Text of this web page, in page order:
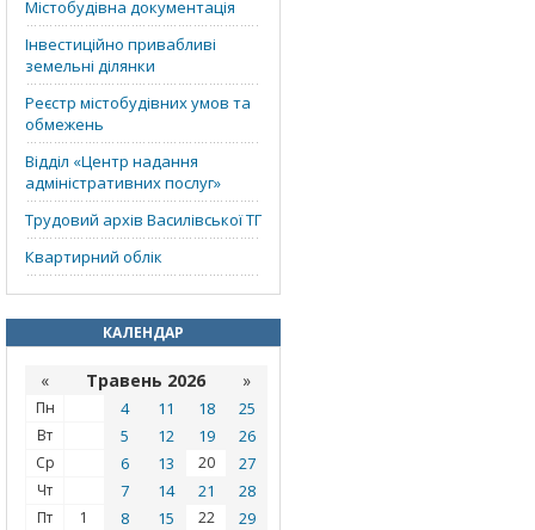
Містобудівна документація
Інвестиційно привабливі
земельні ділянки
Реєстр містобудівних умов та
обмежень
Відділ «‎Центр надання
адміністративних послуг»
Трудовий архів Василівської ТГ
Квартирний облік
КАЛЕНДАР
« Травень 2026 »
Пн 4 11 18 25
Вт 5 12 19 26
Ср 6 13 20 27
Чт 7 14 21 28
Пт 1 8 15 22 29